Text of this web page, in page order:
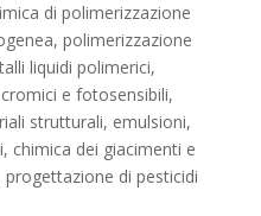
di polimerizzazione
polimerizzazione
liquidi polimerici,
e fotosensibili,
strutturali, emulsioni,
chimica dei giacimenti e
progettazione di pesticidi